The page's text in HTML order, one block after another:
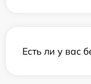
Есть ли у вас